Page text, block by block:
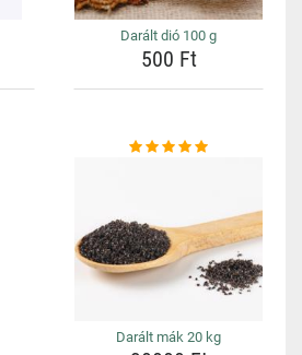
Darált dió 100 g
500 Ft
Darált mák 20 kg